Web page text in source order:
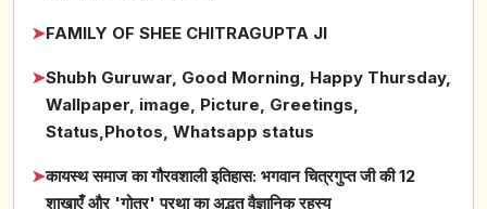
➤FAMILY OF SHEE CHITRAGUPTA JI
➤Shubh Guruwar, Good Morning, Happy Thursday,
Wallpaper, image, Picture, Greetings,
Status,Photos, Whatsapp status
➤कायस्थ समाज का गौरवशाली इतिहास: भगवान चित्रगुप्त जी की 12
शाखाएँ और 'गोत्र' प्रथा का अद्भुत वैज्ञानिक रहस्य